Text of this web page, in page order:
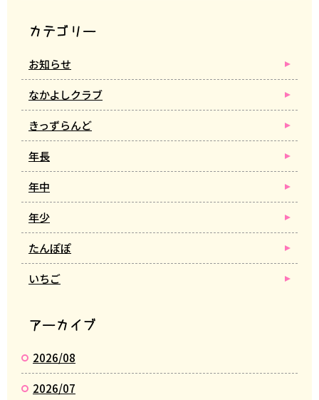
カテゴリー
お知らせ
なかよしクラブ
きっずらんど
年長
年中
年少
たんぽぽ
いちご
アーカイブ
2026/08
2026/07